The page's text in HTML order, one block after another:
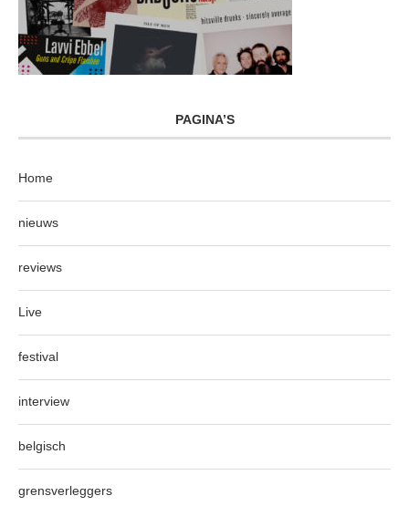
PAGINA’S
Home
nieuws
reviews
Live
festival
interview
belgisch
grensverleggers